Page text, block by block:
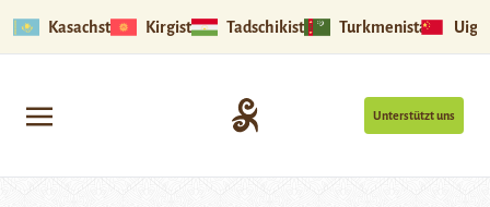
Kasachstan Kirgistan Tadschikistan Turkmenistan
Unterstützt uns